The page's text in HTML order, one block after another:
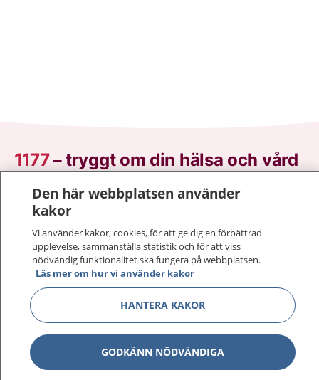
1177–tryggt om din hälsa och vård
På 1177.se får du råd om hälsa och information om
sjukdomar och vilka mottagningar du kan kontakta.
Logga in för att läsa din journal och göra dina
vårdärenden. Ring telefonnummer 1177 för
sjukvårdsrådgivning dygnet runt.
1177 ger dig råd när du vill må bättre.
1177 på flera språk Visa
Den här webbplatsen använder
kakor
Vi använder kakor, cookies, för att ge dig en förbättrad
upplevelse, sammanställa statistik och för att viss
nödvändig funktionalitet ska fungera på webbplatsen.
Läs mer om hur vi använder kakor
HANTERA KAKOR
GODKÄNN NÖDVÄNDIGA